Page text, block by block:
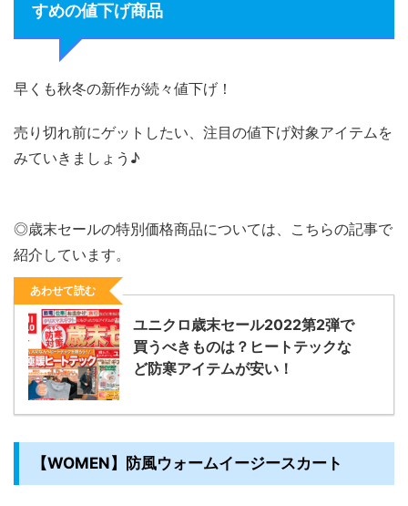
すめの値下げ商品
早くも秋冬の新作が続々値下げ！
売り切れ前にゲットしたい、注目の値下げ対象アイテムを
みていきましょう♪
◎歳末セールの特別価格商品については、こちらの記事で
紹介しています。
あわせて読む
ユニクロ歳末セール2022第2弾で
買うべきものは？ヒートテックな
ど防寒アイテムが安い！
【WOMEN】防風ウォームイージースカート